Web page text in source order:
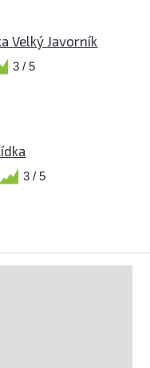
Velký Javorník
3 / 5
3 / 5